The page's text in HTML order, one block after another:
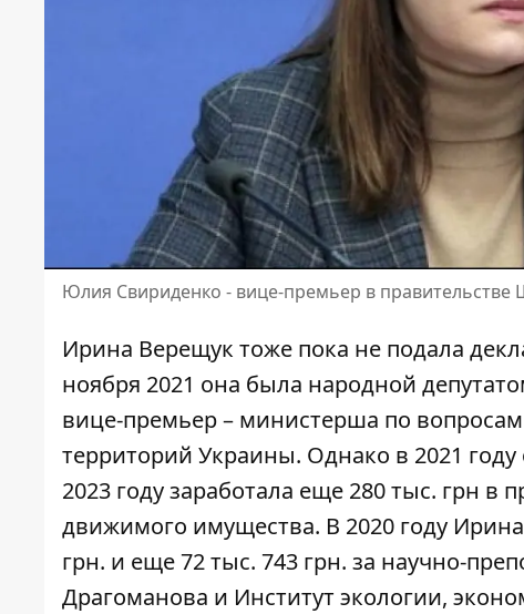
Юлия Свириденко - вице-премьер в правительстве
Ирина Верещук тоже пока не подала
ноября 2021 она была народной
вице-премьер – министерша по
территорий Украины. Однако в 2021 году
2023 годузаработала еще 280 тыс. грн в
движимого имущества. В 2020 году
грн. и еще 72 тыс. 743 грн. за научно-
Драгоманова и Институт экологии,